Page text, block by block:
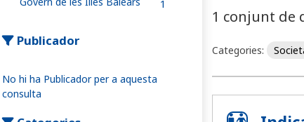
1
Publicador
No hi ha Publicador per a aquesta
consulta
1 conjunt de
Categories: